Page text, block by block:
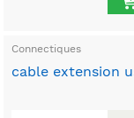
Connectiques
cable extension